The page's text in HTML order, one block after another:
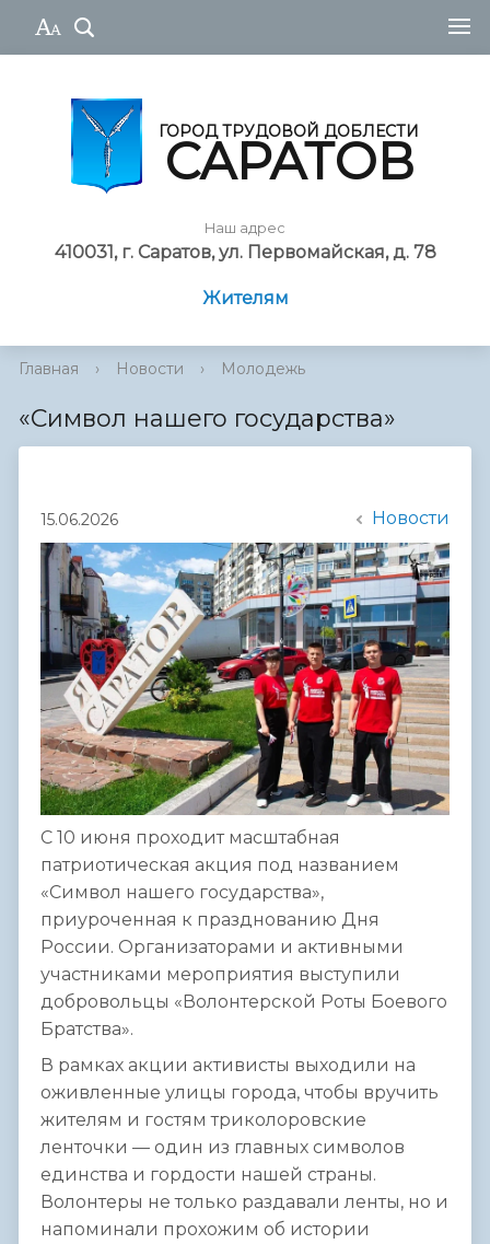
ГОРОД ТРУДОВОЙ ДОБЛЕСТИ
САРАТОВ
Наш адрес
410031, г. Саратов, ул. Первомайская, д. 78
Жителям
Главная › Новости › Молодежь
«Символ нашего государства»
15.06.2026 Новости
С 10 июня проходит масштабная
патриотическая акция под названием
«Символ нашего государства»,
приуроченная к празднованию Дня
России. Организаторами и активными
участниками мероприятия выступили
добровольцы «Волонтерской Роты Боевого
Братства».
В рамках акции активисты выходили на
оживленные улицы города, чтобы вручить
жителям и гостям триколоровские
ленточки — один из главных символов
единства и гордости нашей страны.
Волонтеры не только раздавали ленты, но и
напоминали прохожим об истории